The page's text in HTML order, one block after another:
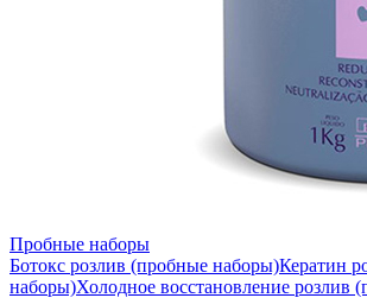
Пробные наборы
Ботокс розлив (пробные наборы)Кератин
наборы)Холодное восстановление розлив